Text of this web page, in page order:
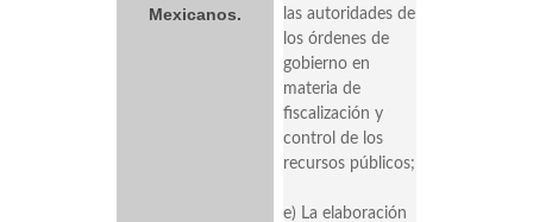
Mexicanos.
las autoridades de
los órdenes de
gobierno en
materia de
fiscalización y
control de los
recursos públicos;
e) La elaboración